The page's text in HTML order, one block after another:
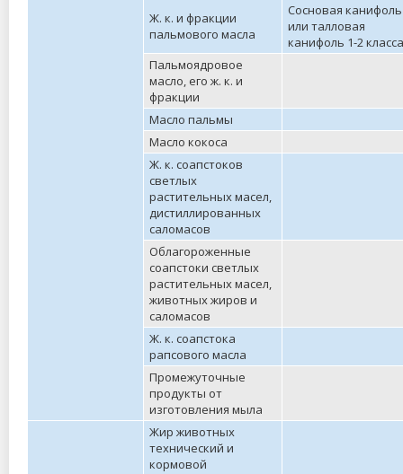
Ж. к. и фракции
пальмового масла
Сосновая
или талловая
канифоль 1-2 класса
Пальмоядровое
масло, его ж. к. и
фракции
Масло пальмы
Масло кокоса
Ж. к. соапстоков
светлых
растительных масел,
дистиллированных
саломасов
Облагороженные
соапстоки светлых
растительных масел,
животных жиров и
саломасов
Ж. к. соапстока
рапсового масла
Промежуточные
продукты от
изготовления мыла
Жир животных
технический и
кормовой